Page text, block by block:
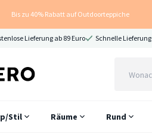
Bis zu 40% Rabatt auf Outdoorteppiche
Lieferung ab 89 Euro Schnelle Lieferung
Stil Räume Rund